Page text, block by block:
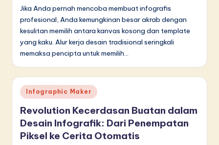
a
t
e
s
in
A
&
Jika Anda pernah mencoba membuat infografis
profesional, Anda kemungkinan besar akrab dengan
kesulitan memilih antara kanvas kosong dan template
yang kaku. Alur kerja desain tradisional seringkali
memaksa pencipta untuk memilih…
Posted
in
Infographic Maker
Revolution Kecerdasan Buatan dalam
Desain Infografik: Dari Penempatan
Piksel ke Cerita Otomatis